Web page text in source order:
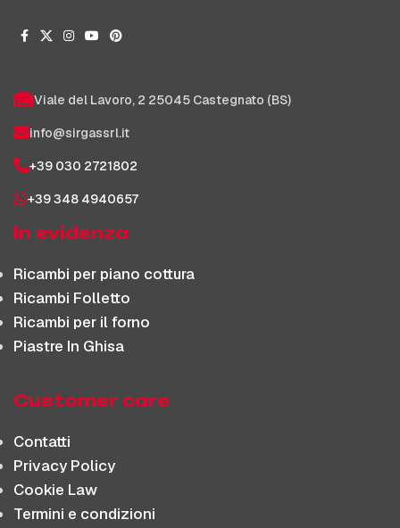
Viale del Lavoro, 2 25045 Castegnato (BS)
info@sirgassrl.it
+39 030 2721802
+39 348 4940657
In evidenza
Ricambi per piano cottura
Ricambi Folletto
Ricambi per il forno
Piastre In Ghisa
Customer care
Contatti
Privacy Policy
Cookie Law
Termini e condizioni